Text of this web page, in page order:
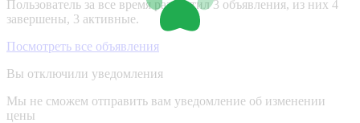
Пользователь за все время разместил 3 объявления, из них 4
завершены, 3 активные.
Посмотреть все объявления
Вы отключили уведомления
Мы не сможем отправить вам уведомление об изменении
цены